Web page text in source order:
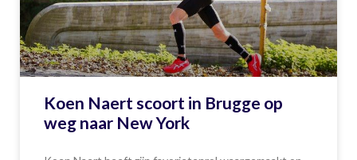
Koen Naert scoort in Brugge op
weg naar New York